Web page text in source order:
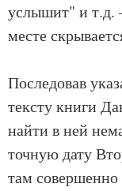
услышит" и т.д.
месте
Последовав
тексту книги
найти в ней
точную дату
там совершенно